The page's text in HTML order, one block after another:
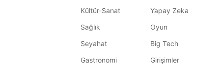
Kültür-Sanat
Sağlık
Seyahat
Gastronomi
Yapay Zeka
Oyun
Big Tech
Girişimler